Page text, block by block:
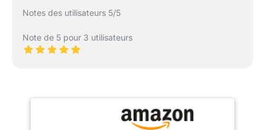
Notes des utilisateurs 5/5
Note de 5 pour 3 utilisateurs